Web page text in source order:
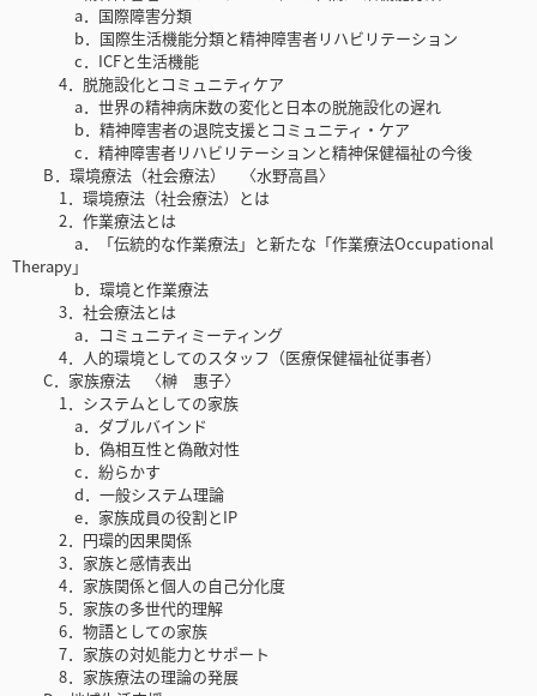
a．国際障害分類
b．国際生活機能分類と精神障害者リハビリテーション
c．ICFと生活機能
4．脱施設化とコミュニティケア
a．世界の精神病床数の変化と日本の脱施設化の遅れ
b．精神障害者の退院支援とコミュニティ・ケア
c．精神障害者リハビリテーションと精神保健福祉の今後
B．環境療法（社会療法） 〈水野高昌〉
1．環境療法（社会療法）とは
2．作業療法とは
a．「伝統的な作業療法」と新たな「作業療法Occupational
Therapy」
b．環境と作業療法
3．社会療法とは
a．コミュニティミーティング
4．人的環境としてのスタッフ（医療保健福祉従事者）
C．家族療法 〈榊 惠子〉
1．システムとしての家族
a．ダブルバインド
b．偽相互性と偽敵対性
c．紛らかす
d．一般システム理論
e．家族成員の役割とIP
2．円環的因果関係
3．家族と感情表出
4．家族関係と個人の自己分化度
5．家族の多世代的理解
6．物語としての家族
7．家族の対処能力とサポート
8．家族療法の理論の発展